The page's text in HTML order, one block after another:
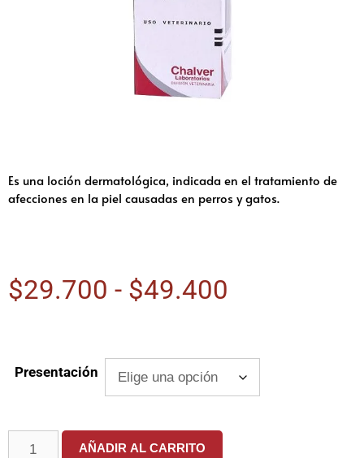
Es una loción dermatológica, indicada en el tratamiento de
afecciones en la piel causadas en perros y gatos.
$29.700 - $49.400
Presentación
AÑADIR AL CARRITO